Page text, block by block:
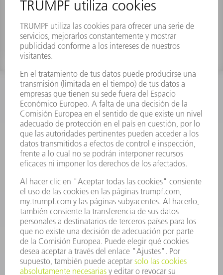
Referencia: 0699814
INFORMACIÓN
Preguntas más frecuentes
Condiciones generales de venta
CONTACTO
Departamento de Repuestos
+34 91 657 36 70
Viernes de 8h – 17h
repuestos@es.trumpf.com
CONTACTO
Departamento de Utillaje
+34 91 657 36 69
Lunes a Jueves de 8h – 18h
Viernes de 8h – 17h
utillaje@trumpf.com